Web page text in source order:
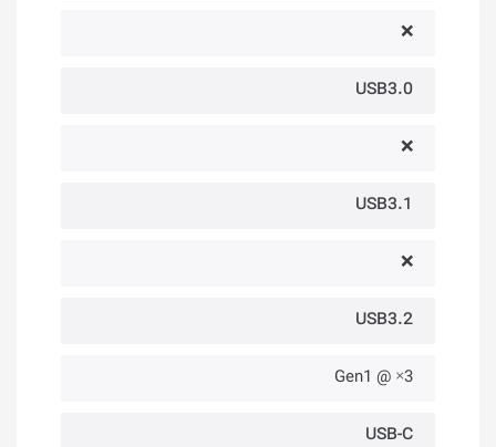
❌
USB3.0
❌
USB3.1
❌
USB3.2
3× @ Gen1
USB-C